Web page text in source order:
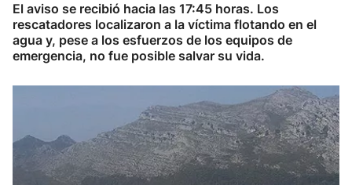
El aviso se recibió hacia las 17:45 horas. Los
rescatadores localizaron a la víctima flotando en el
agua y, pese a los esfuerzos de los equipos de
emergencia, no fue posible salvar su vida.